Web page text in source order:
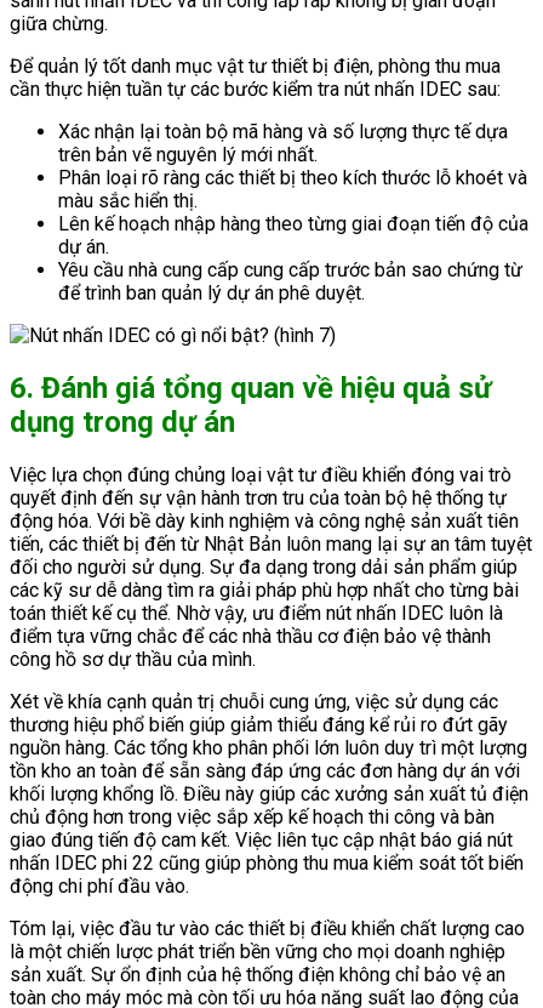
giữa chừng.
Để quản lý tốt danh mục vật tư thiết bị điện, phòng thu mua
cần thực hiện tuần tự các bước kiểm tra nút nhấn IDEC sau:
Xác nhận lại toàn bộ mã hàng và số lượng thực tế dựa
trên bản vẽ nguyên lý mới nhất.
Phân loại rõ ràng các thiết bị theo kích thước lỗ khoét và
màu sắc hiển thị.
Lên kế hoạch nhập hàng theo từng giai đoạn tiến độ của
dự án.
Yêu cầu nhà cung cấp cung cấp trước bản sao chứng từ
để trình ban quản lý dự án phê duyệt.
6. Đánh giá tổng quan về hiệu quả sử
dụng trong dự án
Việc lựa chọn đúng chủng loại vật tư điều khiển đóng vai trò
quyết định đến sự vận hành trơn tru của toàn bộ hệ thống tự
động hóa. Với bề dày kinh nghiệm và công nghệ sản xuất tiên
tiến, các thiết bị đến từ Nhật Bản luôn mang lại sự an tâm tuyệt
đối cho người sử dụng. Sự đa dạng trong dải sản phẩm giúp
các kỹ sư dễ dàng tìm ra giải pháp phù hợp nhất cho từng bài
toán thiết kế cụ thể. Nhờ vậy, ưu điểm nút nhấn IDEC luôn là
điểm tựa vững chắc để các nhà thầu cơ điện bảo vệ thành
công hồ sơ dự thầu của mình.
Xét về khía cạnh quản trị chuỗi cung ứng, việc sử dụng các
thương hiệu phổ biến giúp giảm thiểu đáng kể rủi ro đứt gãy
nguồn hàng. Các tổng kho phân phối lớn luôn duy trì một lượng
tồn kho an toàn để sẵn sàng đáp ứng các đơn hàng dự án với
khối lượng khổng lồ. Điều này giúp các xưởng sản xuất tủ điện
chủ động hơn trong việc sắp xếp kế hoạch thi công và bàn
giao đúng tiến độ cam kết. Việc liên tục cập nhật báo giá nút
nhấn IDEC phi 22 cũng giúp phòng thu mua kiểm soát tốt biến
động chi phí đầu vào.
Tóm lại, việc đầu tư vào các thiết bị điều khiển chất lượng cao
là một chiến lược phát triển bền vững cho mọi doanh nghiệp
sản xuất. Sự ổn định của hệ thống điện không chỉ bảo vệ an
toàn cho máy móc mà còn tối ưu hóa năng suất lao động của